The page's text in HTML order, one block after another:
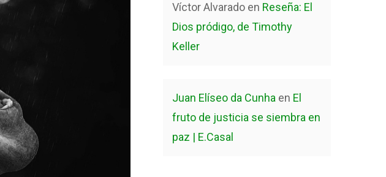
Víctor Alvarado en Reseña: El
Dios pródigo, de Timothy
Keller
Juan Elíseo da Cunha en El
fruto de justicia se siembra en
paz | E.Casal